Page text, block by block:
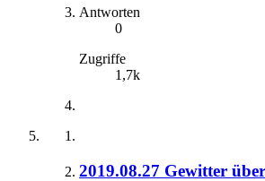
Antworten
0
Zugriffe
1,7k
2019.08.27 Gewitter